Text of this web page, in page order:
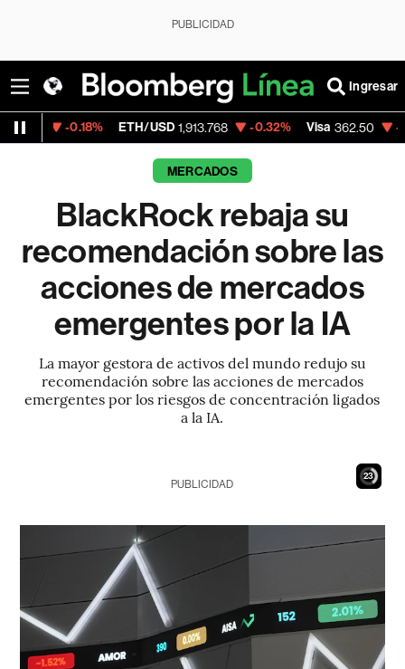
PUBLICIDAD
Ingresar
ETH/USD 1,913.768 -0.32% Visa 362.50 -2.15%
MERCADOS
BlackRock rebaja su
recomendación sobre las
acciones de mercados
emergentes por la IA
La mayor gestora de activos del mundo redujo su
recomendación sobre las acciones de mercados
emergentes por los riesgos de concentración ligados
a la IA.
21
PUBLICIDAD